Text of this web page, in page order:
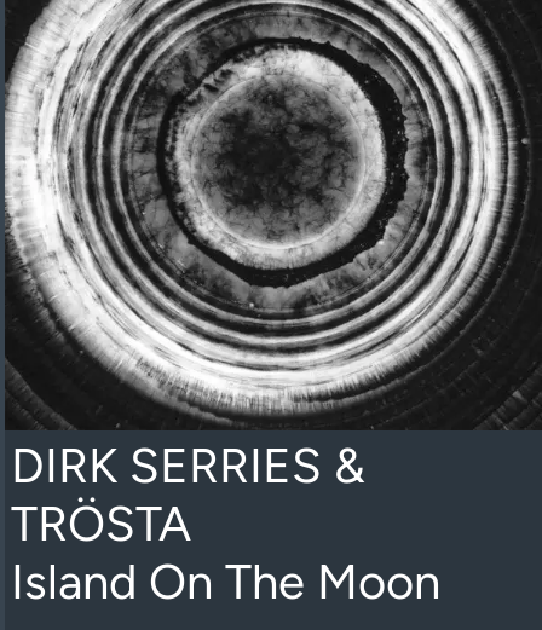
DIRK SERRIES &
TRÖSTA
Island On The Moon